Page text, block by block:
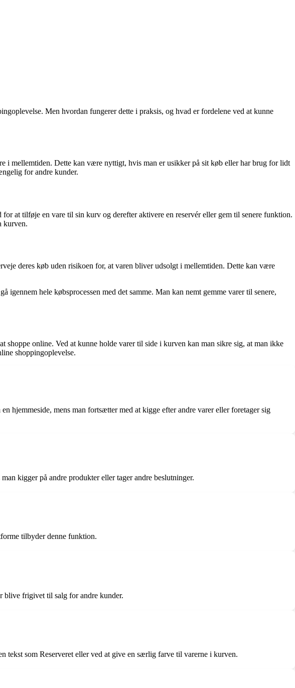
Men hvordan fungerer dette i praksis, og hvad er fordelene ved at kunne
i mellemtiden. Dette kan være nyttigt, hvis man er usikker på sit køb eller har brug for lidt
for andre kunder.
at tilføje en vare til sin kurv og derefter aktivere en reservér eller gem til senere funktion.
kurven.
deres køb uden risikoen for, at varen bliver udsolgt i mellemtiden. Dette kan være
hele købsprocessen med det samme. Man kan nemt gemme varer til senere,
shoppe online. Ved at kunne holde varer til side i kurven kan man sikre sig, at man ikke
shoppingoplevelse.
hjemmeside, mens man fortsætter med at kigge efter andre varer eller foretager sig
kigger på andre produkter eller tager andre beslutninger.
tilbyder denne funktion.
blive frigivet til salg for andre kunder.
tekst som Reserveret eller ved at give en særlig farve til varerne i kurven.